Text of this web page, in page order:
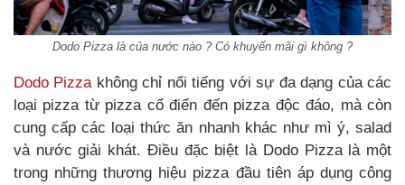
Dodo Pizza là của nước nào ? Có khuyến mãi gì không ?
Dodo Pizza không chỉ nổi tiếng với sự đa dạng của các
loại pizza từ pizza cổ điển đến pizza độc đáo, mà còn
cung cấp các loại thức ăn nhanh khác như mì ý, salad
và nước giải khát. Điều đặc biệt là Dodo Pizza là một
trong những thương hiệu pizza đầu tiên áp dụng công